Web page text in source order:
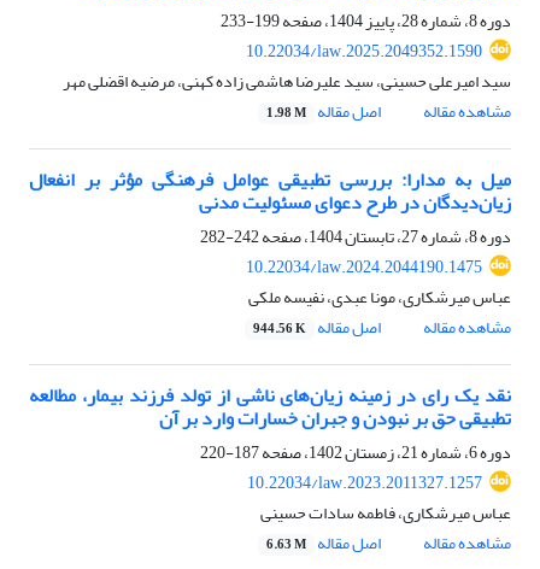
دوره 8، شماره 28، پاییز 1404، صفحه
199-233
10.22034/law.2025.2049352.1590
سید امیرعلی حسینی، سید علیرضا هاشمی زاده کهنی، مرضیه اقضلی مهر
مشاهده مقاله
اصل مقاله 1.98 M
میل به مدارا: بررسی تطبیقی عوامل فرهنگی مؤثر بر انفعال
زیان‌دیدگان در طرح دعوای مسئولیت مدنی
دوره 8، شماره 27، تابستان 1404، صفحه
242-282
10.22034/law.2024.2044190.1475
عباس میرشکاری، مونا عبدی، نفیسه ملکی
مشاهده مقاله
اصل مقاله 944.56 K
نقد یک رای در زمینه زیان‌های ناشی از تولد فرزند بیمار، مطالعه
تطبیقی حق بر نبودن و جبران خسارات وارد بر آن
دوره 6، شماره 21، زمستان 1402، صفحه
187-220
10.22034/law.2023.2011327.1257
عباس میرشکاری، فاطمه سادات حسینی
مشاهده مقاله
اصل مقاله 6.63 M